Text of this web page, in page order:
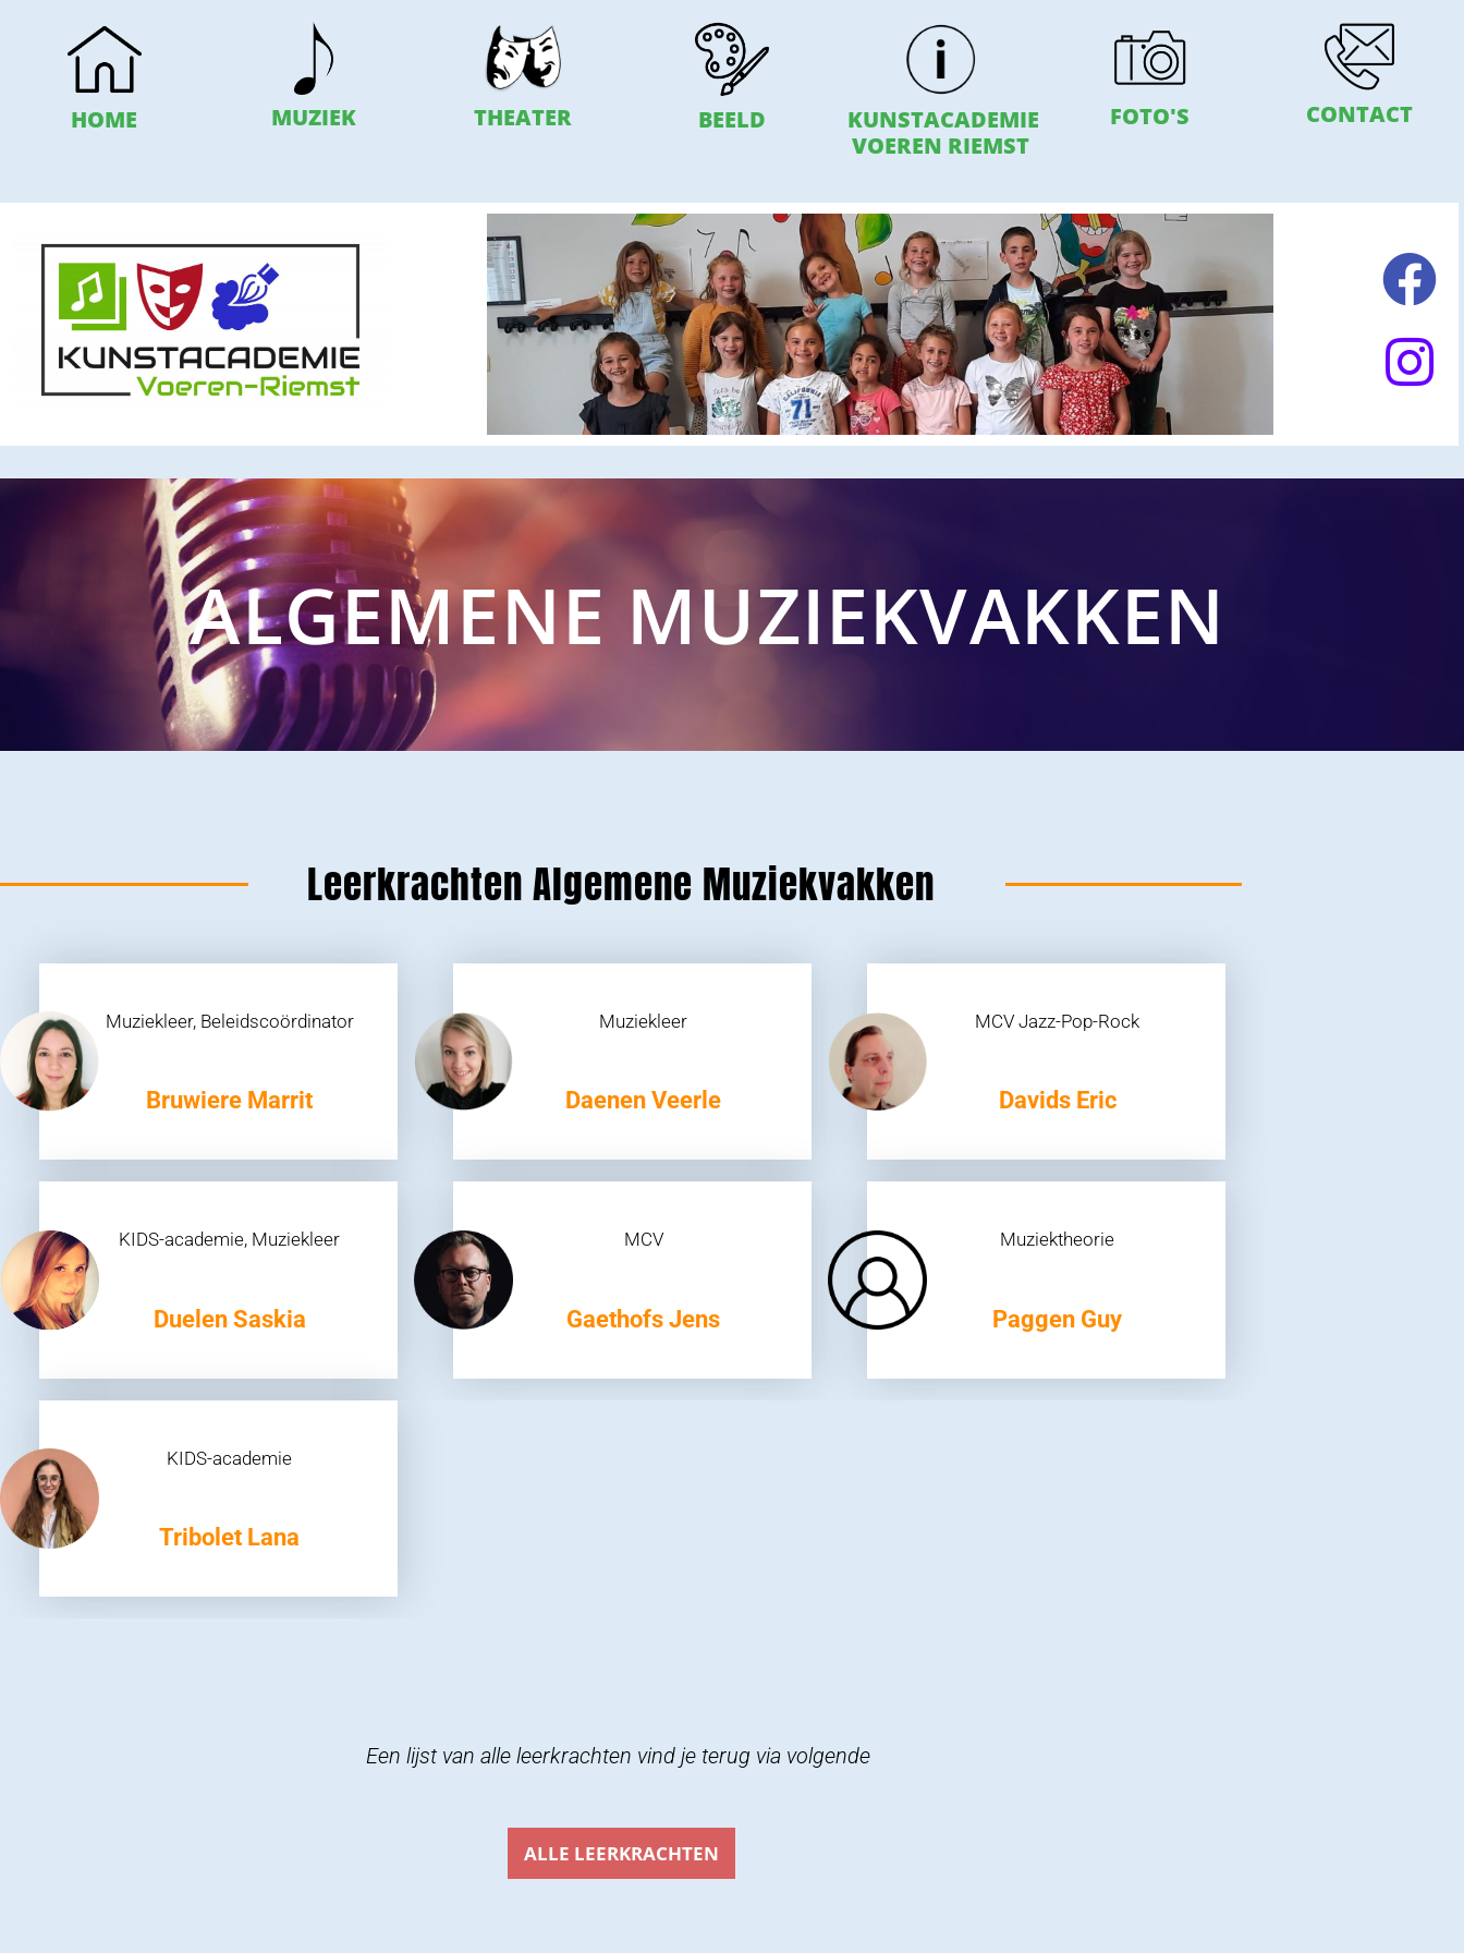
HOME MUZIEK THEATER BEELD
KUNSTACADEMIE
VOEREN RIEMST
FOTO'S CONTACT
ALGEMENE MUZIEKVAKKEN
Leerkrachten Algemene Muziekvakken
Muziekleer, Beleidscoördinator
Bruwiere Marrit
Muziekleer
Daenen Veerle
MCV Jazz-Pop-Rock
Davids Eric
KIDS-academie, Muziekleer
Duelen Saskia
MCV
Gaethofs Jens
Muziektheorie
Paggen Guy
KIDS-academie
Tribolet Lana
Een lijst van alle leerkrachten vind je terug via volgende
ALLE LEERKRACHTEN